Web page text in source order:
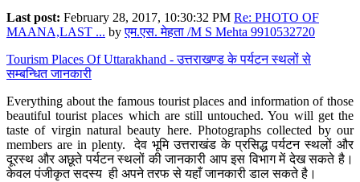
Last post: February 28, 2017, 10:30:32 PM Re: PHOTO OF
MAANA,LAST ... byएम.एस. मेहता /M S Mehta 9910532720
Tourism Places Of Uttarakhand - उत्तराखण्ड के पर्यटन स्थलों से
सम्बन्धित जानकारी
Everything about the famous tourist places and information of those
beautiful tourist places which are still untouched. You will get the
taste of virgin natural beauty here. Photographs collected by our
members are in plenty. देव भूमि उत्तराखंड के प्रसिद्ध पर्यटन स्थलों और
दूरस्थ और अछूते पर्यटन स्थलों की जानकारी आप इस विभाग में देख सकते है।
केवल पंजीकृत सदस्य ही अपने तरफ से यहाँ जानकारी डाल सकते है।